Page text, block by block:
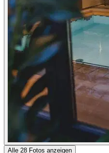
Alle 28 Fotos anzeigen